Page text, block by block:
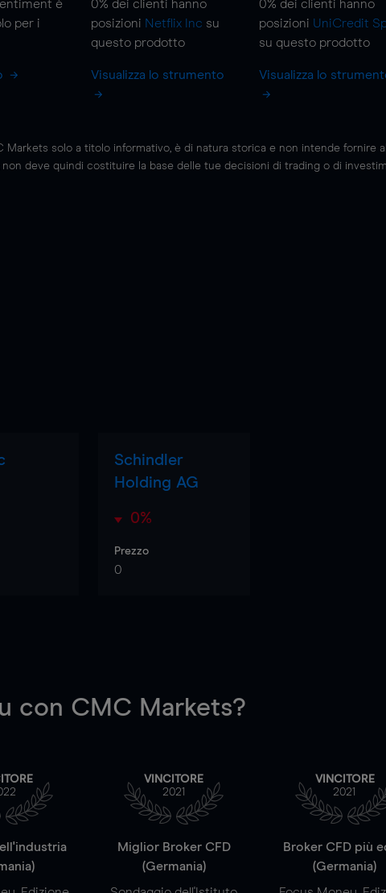
è
per i
0% dei clienti hanno
posizioni Netflix Inc su
questo prodotto
Visualizza lo strumento
0% dei clienti hanno
posizioni UniCredit
su questo prodotto
Visualizza lo
solo a titolo informativo, è di natura storica e non intende fornire
deve quindi costituire la base delle tue decisioni di trading o di
Schindler
Holding AG
0%
Prezzo
0
con CMC Markets?
VINCITORE
2021
Miglior Broker CFD
(Germania)
VINCITORE
2021
Broker CFD più
(Germania)